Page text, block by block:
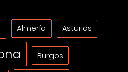
Almería Asturias
Burgos